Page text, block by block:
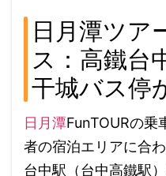
日月潭ツア
ス：高鐵台
干城バス停
日月潭FunTOURの乗
者の宿泊エリアに合
台中駅（台中高鐵駅